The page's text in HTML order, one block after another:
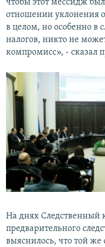
чтобы этот мессидж
отношении уклонения
в целом, но особенно в
налогов, никто не
компромисс», - сказал
На днях Следственный
предварительного
выяснилось, что той же